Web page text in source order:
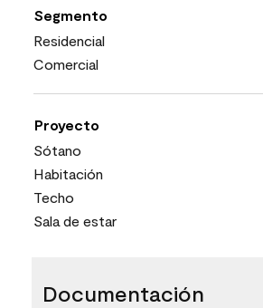
Segmento
Residencial
Comercial
Proyecto
Sótano
Habitación
Techo
Sala de estar
Documentación